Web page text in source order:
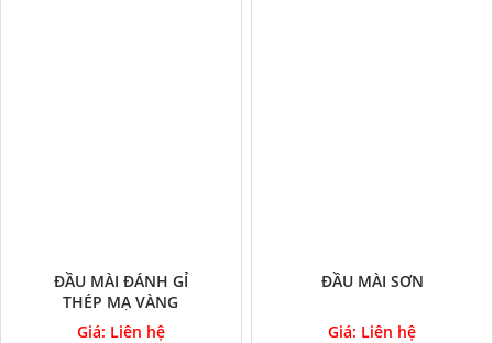
ĐẦU MÀI ĐÁNH GỈ
THÉP MẠ VÀNG
Giá: Liên hệ
ĐẦU MÀI SƠN
Giá: Liên hệ